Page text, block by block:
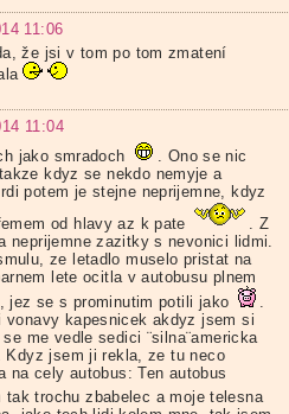
11:06
že jsi v tom po tom zmatení
11:04
jako smradoch
. Ono se nic
kdyz se nekdo nemyje a
potem je stejne neprijemne, kdyz
od hlavy az k pate
. Z
neprijemne zazitky s nevonici lidmi.
ze letadlo muselo pristat na
lete ocitla v autobusu plnem
jez se s prominutim potili jako
.
vonavy kapesnicek akdyz jsem si
me vedle sedici ¨silna¨americka
Kdyz jsem ji rekla, ze tu neco
na cely autobus: Ten autobus
tak trochu zbabelec a moje telesna